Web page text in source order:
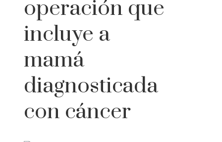
operación que
incluye a
mamá
diagnosticada
con cáncer